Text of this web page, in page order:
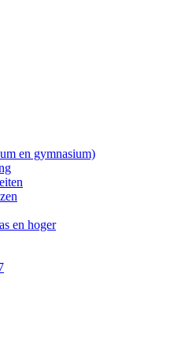
en gymnasium)
en hoger